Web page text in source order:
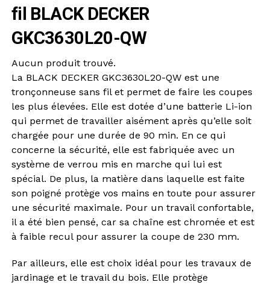
fil BLACK DECKER
GKC3630L20-QW
Aucun produit trouvé.
La BLACK DECKER GKC3630L20-QW est une
tronçonneuse sans fil et permet de faire les coupes
les plus élevées. Elle est dotée d’une batterie Li-ion
qui permet de travailler aisément après qu’elle soit
chargée pour une durée de 90 min. En ce qui
concerne la sécurité, elle est fabriquée avec un
système de verrou mis en marche qui lui est
spécial. De plus, la matière dans laquelle est faite
son poigné protège vos mains en toute pour assurer
une sécurité maximale. Pour un travail confortable,
il a été bien pensé, car sa chaîne est chromée et est
à faible recul pour assurer la coupe de 230 mm.
Par ailleurs, elle est choix idéal pour les travaux de
jardinage et le travail du bois. Elle protège